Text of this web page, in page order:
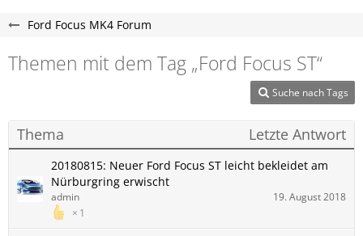
Ford Focus MK4 Forum
Themen mit dem Tag „Ford Focus ST“
Suche nach Tags
Thema Letzte Antwort
20180815: Neuer Ford Focus ST leicht bekleidet am
Nürburgring erwischt
1
admin 19. August 2018